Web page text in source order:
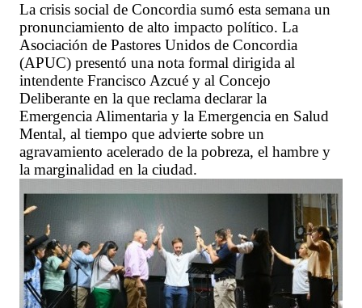
La crisis social de Concordia sumó esta semana un
pronunciamiento de alto impacto político. La
Asociación de Pastores Unidos de Concordia
(APUC) presentó una nota formal dirigida al
intendente Francisco Azcué y al Concejo
Deliberante en la que reclama declarar la
Emergencia Alimentaria y la Emergencia en Salud
Mental, al tiempo que advierte sobre un
agravamiento acelerado de la pobreza, el hambre y
la marginalidad en la ciudad.